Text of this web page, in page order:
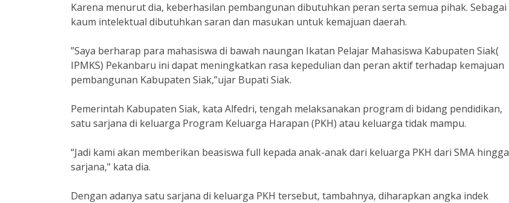
Karena menurut dia, keberhasilan pembangunan dibutuhkan peran serta semua pihak. Sebagai
kaum intelektual dibutuhkan saran dan masukan untuk kemajuan daerah.
”Saya berharap para mahasiswa di bawah naungan Ikatan Pelajar Mahasiswa Kabupaten Siak(
IPMKS) Pekanbaru ini dapat meningkatkan rasa kepedulian dan peran aktif terhadap kemajuan
pembangunan Kabupaten Siak,”ujar Bupati Siak.
Pemerintah Kabupaten Siak, kata Alfedri, tengah melaksanakan program di bidang pendidikan,
satu sarjana di keluarga Program Keluarga Harapan (PKH) atau keluarga tidak mampu.
“Jadi kami akan memberikan beasiswa full kepada anak-anak dari keluarga PKH dari SMA hingga
sarjana," kata dia.
Dengan adanya satu sarjana di keluarga PKH tersebut, tambahnya, diharapkan angka indek